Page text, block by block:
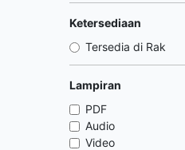
Ketersediaan
Tersedia di Rak
Lampiran
PDF
Audio
Video